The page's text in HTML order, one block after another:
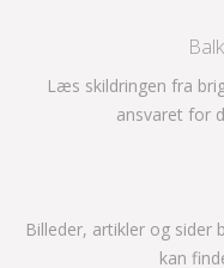
Læs skildringen fra
ansvaret for
Billeder, artikler og sider
kan